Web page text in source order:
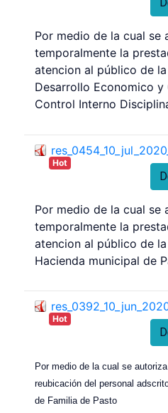
Por medio de la cual se
temporalmente la
atencion al público de
Desarrollo Economico
Control Interno
Hot
Por medio de la cual se
temporalmente la
atencion al público de
Hacienda municipal de
Hot
Por medio de la cual se
reubicación del personal
de Familia de Pasto